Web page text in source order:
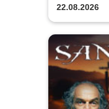
22.08.2026